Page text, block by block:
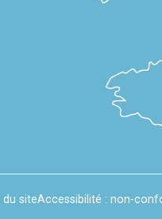
du siteAccessibilité : non-